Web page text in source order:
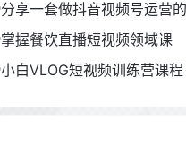
分享一套做抖音视频号运营
掌握餐饮直播短视频领域课
小白VLOG短视频训练营课程